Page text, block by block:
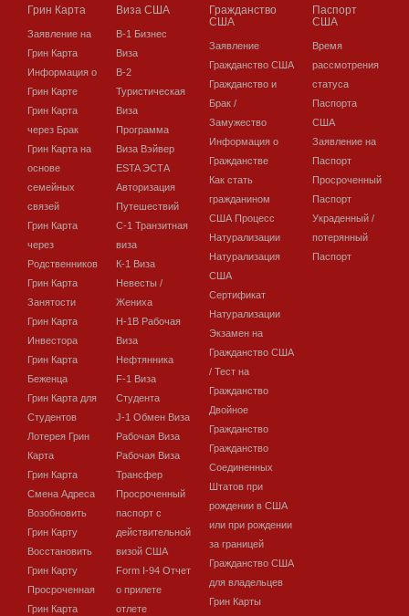
Грин Карта
Заявление на
Грин Карта
Информация о
Грин Карте
Грин Карта
через Брак
Грин Карта на
основе
семейных
связей
Грин Карта
через
Родственников
Грин Карта
Занятости
Грин Карта
Инвестора
Грин Карта
Беженца
Грин Карта для
Студентов
Лотерея Грин
Карта
Грин Карта
Смена Адреса
Возобновить
Грин Карту
Восстановить
Грин Карту
Просроченная
Грин Карта
Виза США
В-1 Бизнес
Виза
В-2
Туристическая
Виза
Программа
Виза Вэйвер
ESTA ЭСТА
Авторизация
Путешествий
C-1 Транзитная
виза
К-1 Виза
Невесты /
Жениха
H-1B Рабочая
Виза
Нефтянника
F-1 Виза
Студента
J-1 Обмен Виза
Рабочая Виза
Рабочая Виза
Трансфер
Просроченный
паспорт с
действительной
визой США
Form I-94 Отчет
о прилете
отлете
Гражданство
США
Заявление
Гражданство США
Гражданство и
Брак /
Замужество
Информация о
Гражданстве
Как стать
гражданином
США Процесс
Натурализации
Натурализация
США
Сертификат
Натурализации
Экзамен на
Гражданство США
/ Тест на
Гражданство
Двойное
Гражданство
Гражданство
Соединенных
Штатов при
рождении в США
или при рождении
за границей
Гражданство США
для владельцев
Грин Карты
Паспорт
США
Время
рассмотрения
статуса
Паспорта
США
Заявление на
Паспорт
Просроченный
Паспорт
Украденный /
потерянный
Паспорт